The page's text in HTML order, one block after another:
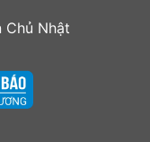
Chủ Nhật